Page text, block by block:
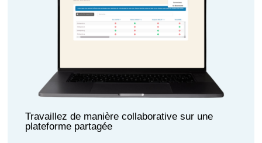
Travaillez de manière collaborative sur une
plateforme partagée